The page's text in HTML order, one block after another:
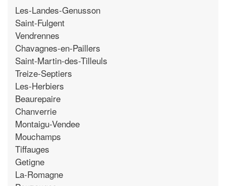
Les-Landes-Genusson
Saint-Fulgent
Vendrennes
Chavagnes-en-Paillers
Saint-Martin-des-Tilleuls
Treize-Septiers
Les-Herbiers
Beaurepaire
Chanverrie
Montaigu-Vendee
Mouchamps
Tiffauges
Getigne
La-Romagne